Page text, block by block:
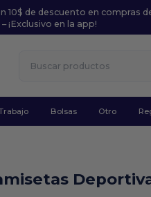
10$ de descuento en compras
¡Exclusivo en la app!
Bolsas Otro